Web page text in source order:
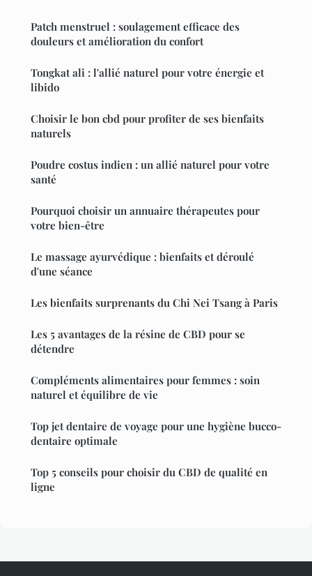
Patch menstruel : soulagement efficace des
douleurs et amélioration du confort
Tongkat ali : l'allié naturel pour votre énergie et
libido
Choisir le bon cbd pour profiter de ses bienfaits
naturels
Poudre costus indien : un allié naturel pour votre
santé
Pourquoi choisir un annuaire thérapeutes pour
votre bien-être
Le massage ayurvédique : bienfaits et déroulé
d'une séance
Les bienfaits surprenants du Chi Nei Tsang à Paris
Les 5 avantages de la résine de CBD pour se
détendre
Compléments alimentaires pour femmes : soin
naturel et équilibre de vie
Top jet dentaire de voyage pour une hygiène bucco-
dentaire optimale
Top 5 conseils pour choisir du CBD de qualité en
ligne